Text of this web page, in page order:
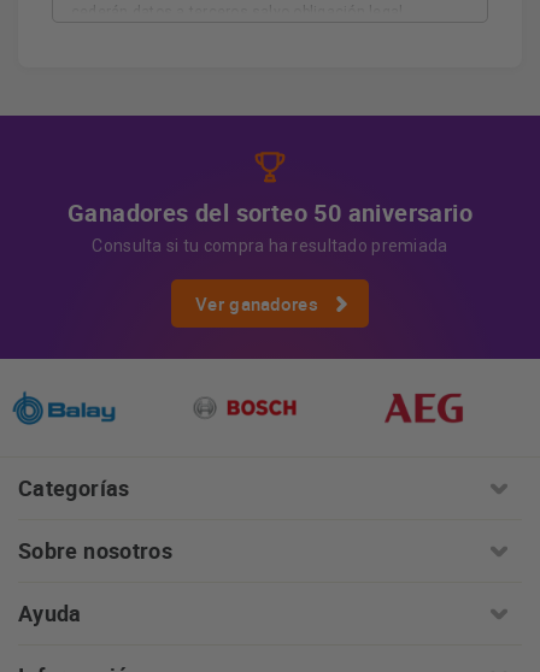
Ganadores del sorteo 50 aniversario
Consulta si tu compra ha resultado premiada
Ver ganadores
Categorías
Sobre nosotros
Ayuda